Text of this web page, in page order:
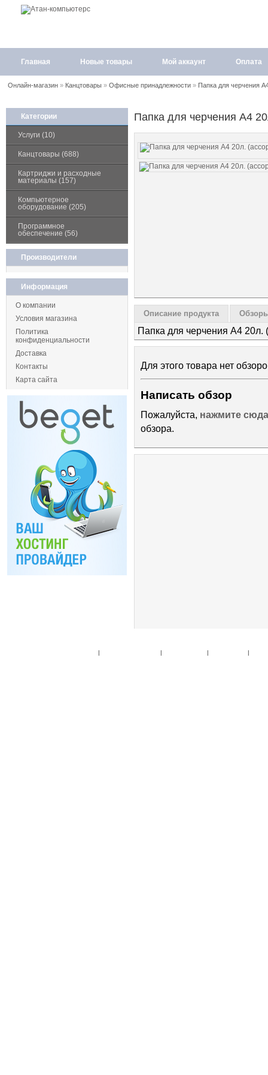
Главная Новые товары Мой аккаунт Оплата
Онлайн-магазин» Канцтовары» Офисные принадлежности» Папка для черчения
Категории
Услуги (10)
Канцтовары (688)
Картриджи и расходные
материалы (157)
Компьютерное
оборудование (205)
Программное
обеспечение (56)
Производители
Информация
О компании
Условия магазина
Политика
конфиденциальности
Доставка
Контакты
Карта сайта
Папка для черчения А4
Описание продукта
Папка для черчения А4 20л.
Для этого товара нет
Написать обзор
Пожалуйста, нажмите сюда
обзора.
| | | |